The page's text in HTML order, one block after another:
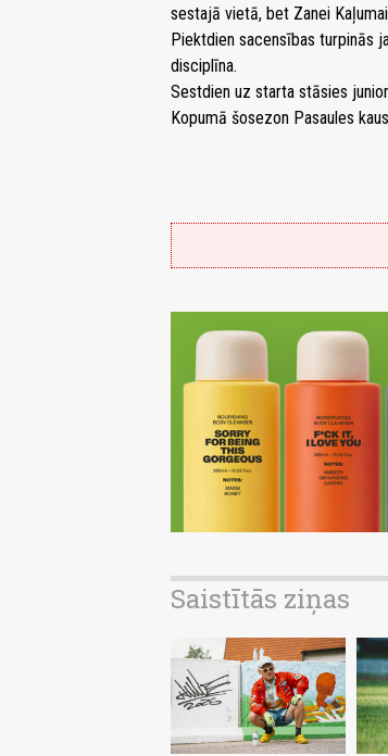
sestajā vietā, bet Zanei
Piektdien sacensības turpinās
disciplīna.
Sestdien uz starta stāsies
Kopumā šosezon Pasaules
Saistītās ziņas